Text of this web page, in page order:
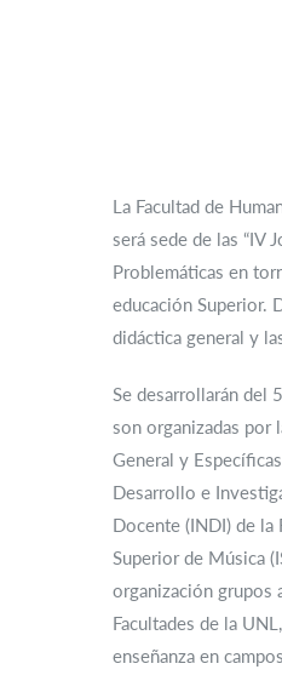
La Facultad de
será sede de las “IV
Problemáticas en
educación Superior.
didáctica general y
Se desarrollarán del
son organizadas por
General y
Desarrollo e
Docente (INDI) de
Superior de Música
organización grupos
Facultades de la
enseñanza en